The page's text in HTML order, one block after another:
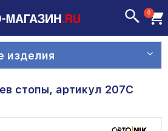
0
изделия
стопы, артикул 207С